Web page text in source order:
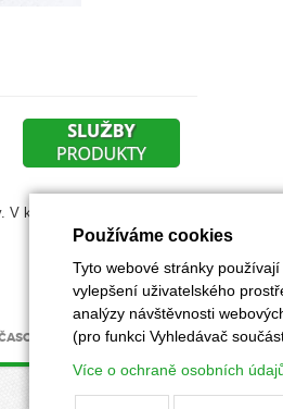
každé rubrice najdete další
INZERCE UZÁVĚRKY
Používáme cookies
Tyto webové stránky
vylepšení uživatelského
analýzy návštěvnosti
(pro funkci Vyhledávač
Více o ochraně osobních